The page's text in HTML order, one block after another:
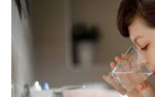
ஆடுற மாதிரி
நேரங்களில் தீபம்
பிரகாசமாக
இருக்குற